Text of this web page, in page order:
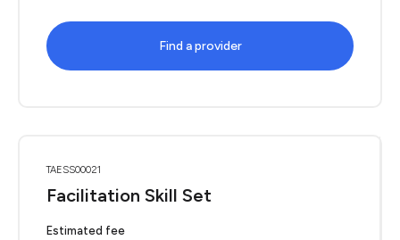
Find a provider
TAESS00021
Facilitation Skill Set
Estimated fee